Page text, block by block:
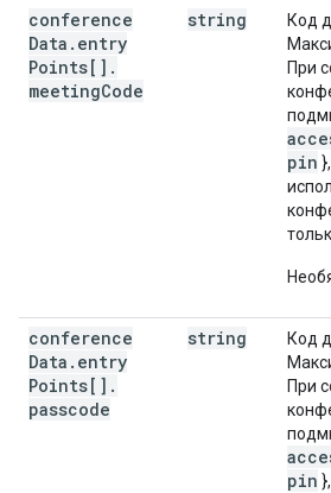
conference
Data . entry
Points[] .
meetingCode
string
Код
При
pin
conference
Data . entry
Points[] .
passcode
string
Код
При
pin